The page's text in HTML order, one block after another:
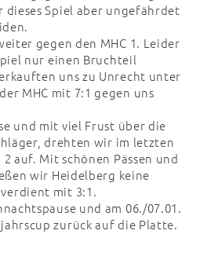
dieses Spiel aber ungefährdet
gegen den MHC 1. Leider
nur einen Bruchteil
uns zu Unrecht unter
MHC mit 7:1 gegen uns
und mit viel Frust über die
drehten wir im letzten
auf. Mit schönen Pässen und
wir Heidelberg keine
mit 3:1.
und am 06./07.01.
zurück auf die Platte.